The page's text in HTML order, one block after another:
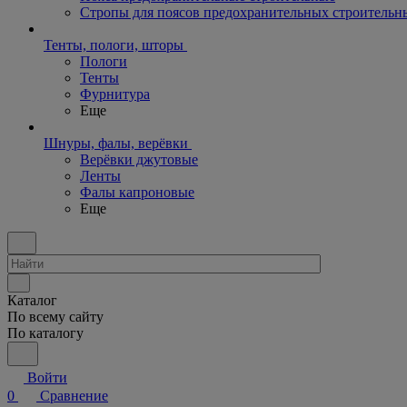
Стропы для поясов предохранительных
Тенты, пологи, шторы
Пологи
Тенты
Фурнитура
Еще
Шнуры, фалы, верёвки
Верёвки джутовые
Ленты
Фалы капроновые
Еще
Каталог
По всему сайту
По каталогу
Войти
0
Сравнение